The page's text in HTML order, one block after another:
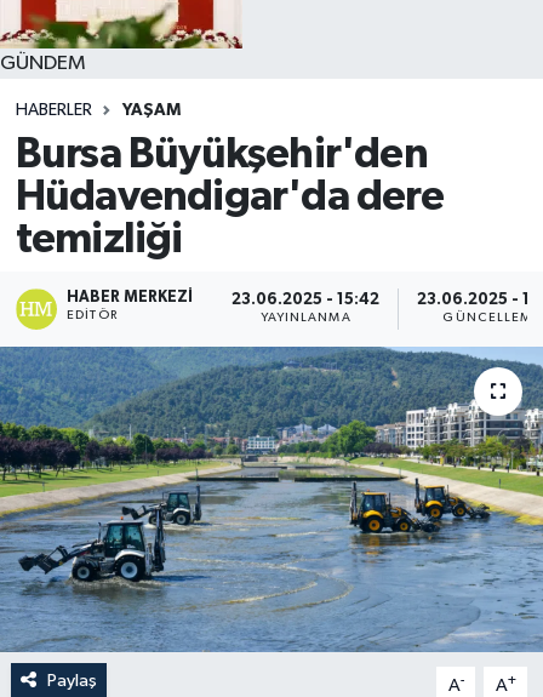
GÜNDEM
HABERLER YAŞAM
Bursa Büyükşehir'den
Hüdavendigar'da dere
temizliği
HABER MERKEZI
EDITÖR
23.06.2025 - 15:42
YAYINLANMA
23.06.2025 -
GÜNCELLEME
Paylaş A- A+
SPOR
MAGAZİN
YAŞAM
Süper Lig Puan Durumu ve Fikstür
Tüm Manşetler
Son Dakika Haberleri
Haber Arşivi